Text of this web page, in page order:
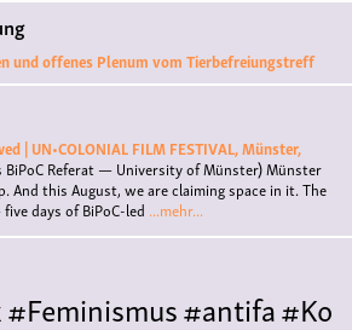
und offenes Plenum vom Tierbefreiungstreff
| UN•COLONIAL FILM FESTIVAL, Münster,
Referat — University of Münster)Münster
And this August, we are claiming space in it. The
days of BiPoC-led ...mehr...
#Feminismus#antifa#Ko